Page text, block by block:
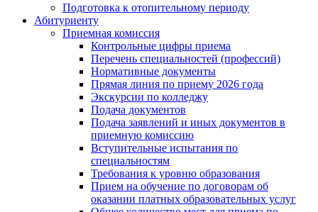
Подготовка к отопительному периоду
Абитуриенту
Приемная комиссия
Контрольные цифры приема
Перечень специальностей (профессий)
Нормативные документы
Прямая линия по приему 2026 года
Экскурсии по колледжу
Подача документов
Подача заявлений и иных документов в
приемную комиссию
Вступительные испытания по
специальностям
Требования к уровню образования
Прием на обучение по договорам об
оказании платных образовательных услуг